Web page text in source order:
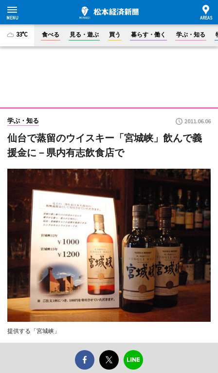
33°C 食べる 見る・遊ぶ 買う 暮らす・働く 学ぶ・知る
学ぶ・知る 2011.06.06
仙台で蒸留のウイスキー「宮城峡」飲んで義
援金に－県内有志飲食店で
提供する「宮城峡」